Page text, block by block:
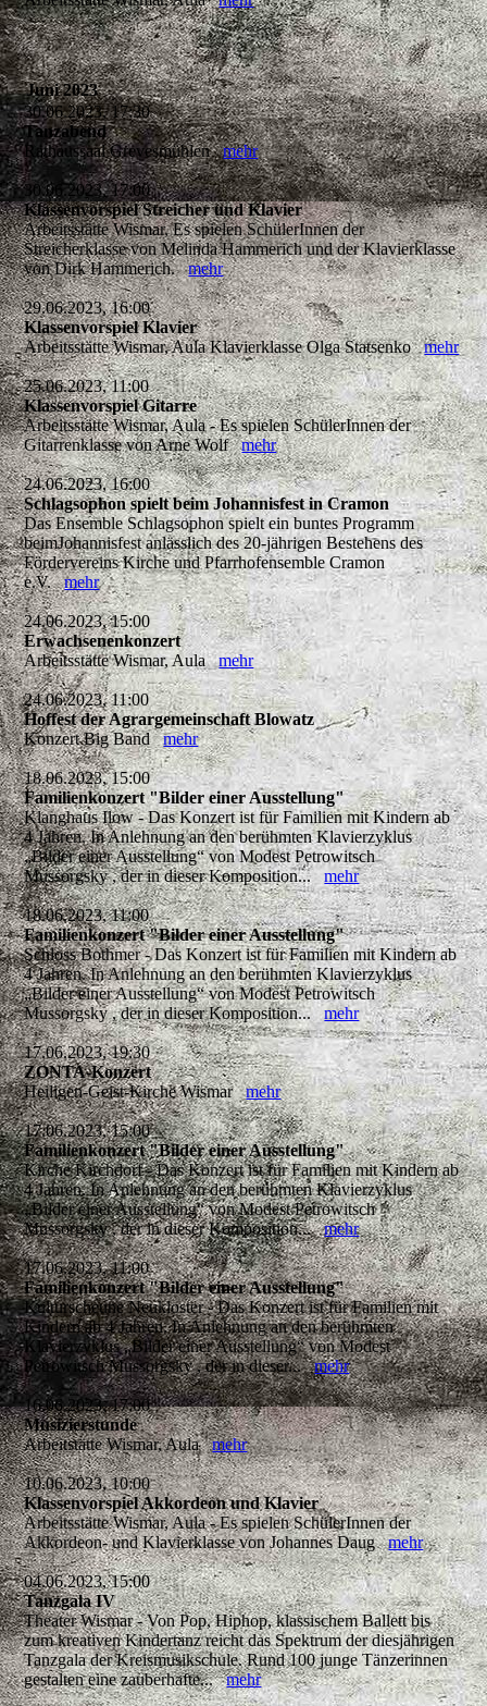
Juni 2023
30.06.2023, 17:30
Tanzabend
Rathaussaal Grevesmühlenmehr
30.06.2023, 17:00
Klassenvorspiel Streicher und Klavier
Arbeitsstätte Wismar, Es spielen SchülerInnen der
Streicherklasse von Melinda Hammerich und der Klavierklasse
von Dirk Hammerich.mehr
29.06.2023, 16:00
Klassenvorspiel Klavier
Arbeitsstätte Wismar, Aula Klavierklasse Olga Statsenkomehr
25.06.2023, 11:00
Klassenvorspiel Gitarre
Arbeitsstätte Wismar, Aula - Es spielen SchülerInnen der
Gitarrenklasse von Arne Wolfmehr
24.06.2023, 16:00
Schlagsophon spielt beim Johannisfest in Cramon
Das Ensemble Schlagsophon spielt ein buntes Programm
beimJohannisfest anlässlich des 20-jährigen Bestehens des
Fördervereins Kirche und Pfarrhofensemble Cramon
e.V.mehr
24.06.2023, 15:00
Erwachsenenkonzert
Arbeitsstätte Wismar, Aulamehr
24.06.2023, 11:00
Hoffest der Agrargemeinschaft Blowatz
Konzert Big Bandmehr
18.06.2023, 15:00
Familienkonzert "Bilder einer Ausstellung"
Klanghaus Ilow - Das Konzert ist für Familien mit Kindern ab
4 Jahren. In Anlehnung an den berühmten Klavierzyklus
„Bilder einer Ausstellung“ von Modest Petrowitsch
Mussorgsky , der in dieser Komposition...mehr
18.06.2023, 11:00
Familienkonzert "Bilder einer Ausstellung"
Schloss Bothmer - Das Konzert ist für Familien mit Kindern ab
4 Jahren. In Anlehnung an den berühmten Klavierzyklus
„Bilder einer Ausstellung“ von Modest Petrowitsch
Mussorgsky , der in dieser Komposition...mehr
17.06.2023, 19:30
ZONTA-Konzert
Heiligen-Geist-Kirche Wismarmehr
17.06.2023, 15:00
Familienkonzert "Bilder einer Ausstellung"
Kirche Kirchdorf - Das Konzert ist für Familien mit Kindern ab
4 Jahren. In Anlehnung an den berühmten Klavierzyklus
„Bilder einer Ausstellung“ von Modest Petrowitsch
Mussorgsky , der in dieser Komposition...mehr
17.06.2023, 11:00
Familienkonzert "Bilder einer Ausstellung"
Kulturscheune Neukloster - Das Konzert ist für Familien mit
Kindern ab 4 Jahren. In Anlehnung an den berühmten
Klavierzyklus „Bilder einer Ausstellung“ von Modest
Petrowitsch Mussorgsky , der in dieser...mehr
16.06.2023, 17:00
Musizierstunde
Arbeitstätte Wismar, Aulamehr
10.06.2023, 10:00
Klassenvorspiel Akkordeon und Klavier
Arbeitsstätte Wismar, Aula - Es spielen SchülerInnen der
Akkordeon- und Klavierklasse von Johannes Daugmehr
04.06.2023, 15:00
Tanzgala IV
Theater Wismar - Von Pop, Hiphop, klassischem Ballett bis
zum kreativen Kindertanz reicht das Spektrum der diesjährigen
Tanzgala der Kreismusikschule. Rund 100 junge Tänzerinnen
gestalten eine zauberhafte...mehr